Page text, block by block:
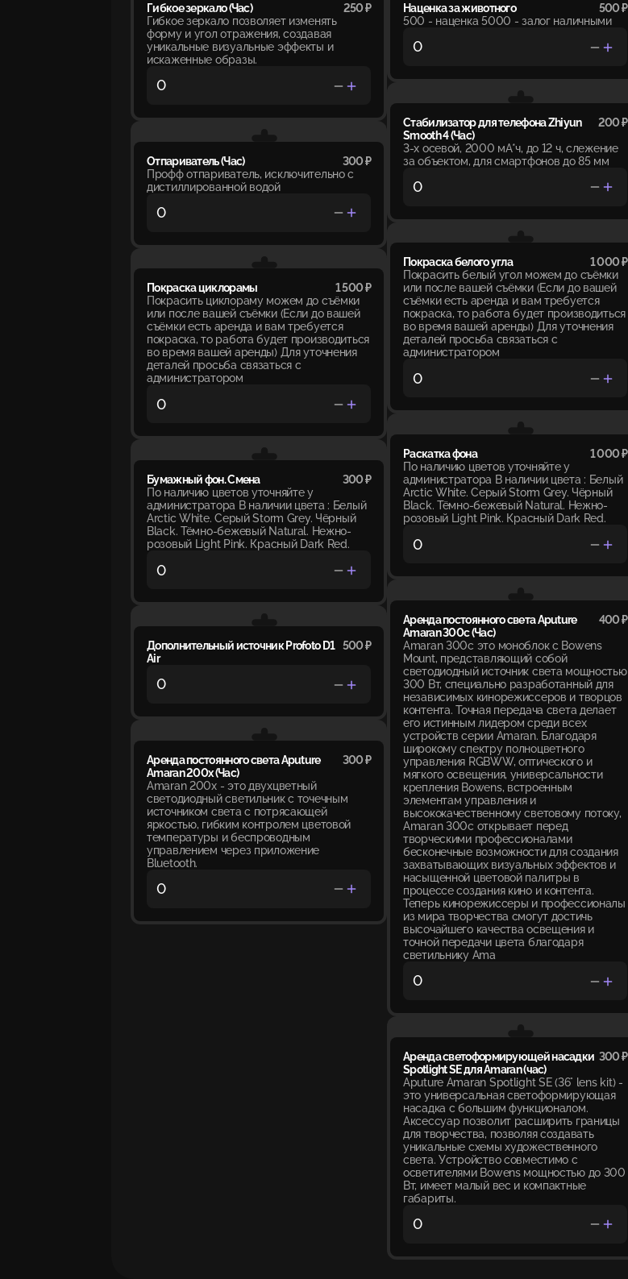
Гибкое зеркало (Час)
250 ₽
Гибкое зеркало позволяет изменять
форму и угол отражения, создавая
уникальные визуальные эффекты и
искаженные образы.
Отпариватель (Час)
300 ₽
Профф отпариватель, исключительно с
дистиллированной водой
Покраска циклорамы
1 500 ₽
Покрасить циклораму можем до съёмки
или после вашей съёмки (Если до вашей
съёмки есть аренда и вам требуется
покраска, то работа будет производиться
во время вашей аренды) Для уточнения
деталей просьба связаться с
администратором
Бумажный фон. Смена
300 ₽
По наличию цветов уточняйте у
администратора В наличии цвета : Белый
Arctic White. Серый Storm Grey. Чёрный
Black. Тёмно-бежевый Natural. Нежно-
розовый Light Pink. Красный Dark Red.
Дополнительный источник Profoto D1
Air
500 ₽
Аренда постоянного света Aputure
Amaran 200х (Час)
300 ₽
Amaran 200x - это двухцветный
светодиодный светильник с точечным
источником света с потрясающей
яркостью, гибким контролем цветовой
температуры и беспроводным
управлением через приложение
Bluetooth.
Наценка за животного
500 ₽
500 - наценка 5000 - залог наличными
Стабилизатор для телефона Zhiyun
Smooth 4 (Час)
200 ₽
3-х осевой, 2000 мА*ч, до 12 ч, слежение
за объектом, для смартфонов до 85 мм
Покраска белого угла
1 000 ₽
Покрасить белый угол можем до съёмки
или после вашей съёмки (Если до вашей
съёмки есть аренда и вам требуется
покраска, то работа будет производиться
во время вашей аренды) Для уточнения
деталей просьба связаться с
администратором
Раскатка фона
1 000 ₽
По наличию цветов уточняйте у
администратора В наличии цвета : Белый
Arctic White. Серый Storm Grey. Чёрный
Black. Тёмно-бежевый Natural. Нежно-
розовый Light Pink. Красный Dark Red.
Аренда постоянного света Aputure
Amaran 300c (Час)
400 ₽
Amaran 300c это моноблок с Bowens
Mount, представляющий собой
светодиодный источник света мощностью
300 Вт, специально разработанный для
независимых кинорежиссеров и творцов
контента. Точная передача света делает
его истинным лидером среди всех
устройств серии Amaran. Благодаря
широкому спектру полноцветного
управления RGBWW, оптического и
мягкого освещения, универсальности
крепления Bowens, встроенным
элементам управления и
высококачественному световому потоку,
Amaran 300c открывает перед
творческими профессионалами
бесконечные возможности для создания
захватывающих визуальных эффектов и
насыщенной цветовой палитры в
процессе создания кино и контента.
Теперь кинорежиссеры и профессионалы
из мира творчества смогут достичь
высочайшего качества освещения и
точной передачи цвета благодаря
светильнику Ama
Аренда светоформирующей насадки
Spotlight SE для Amaran (час)
300 ₽
Aputure Amaran Spotlight SE (36° lens kit) -
это универсальная светоформирующая
насадка с большим функционалом.
Аксессуар позволит расширить границы
для творчества, позволяя создавать
уникальные схемы художественного
света. Устройство совместимо с
осветителями Bowens мощностью до 300
Вт, имеет малый вес и компактные
габариты.